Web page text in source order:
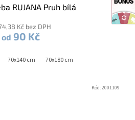
RUJANA Pruh bílá
Kč bez DPH
od 90 Kč
70x140 cm 70x180 cm
Kód:2001109